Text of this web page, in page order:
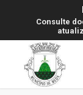
Consulte